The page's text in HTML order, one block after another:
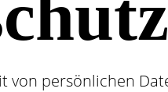
von persönlichen